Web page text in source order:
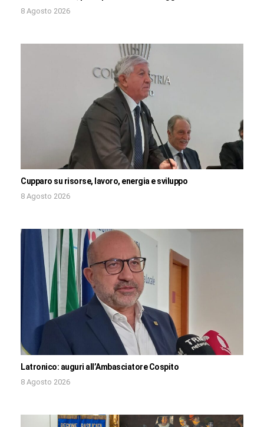
8 Agosto 2026
Cupparo su risorse, lavoro, energia e sviluppo
8 Agosto 2026
Latronico: auguri all’Ambasciatore Cospito
8 Agosto 2026